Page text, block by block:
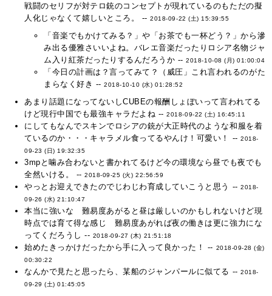
戦闘のセリフが対テロ銃のコンセプトが現れているのもただの擬
人化じゃなくて嬉しいところ。 --2018-09-22 (土) 15:39:55
「音楽でもかけてみる？」や「お茶でも一杯どう？」から滲
み出る優雅さいいよね。バレエ音楽だったりロシア名物ジャ
ム入り紅茶だったりするんだろうか --2018-10-08 (月) 01:00:04
「今日の計画は？言ってみて？（威圧」これ言われるのがた
まらなく好き --2018-10-10 (水) 01:28:52
あまり話題になってないしCUBEの報酬しょぼいって言われてる
けど現行中国でも最強キャラだよね --2018-09-22 (土) 16:45:11
にしてもなんでスキンでロシアの銃が大正時代のような和服を着
ているのか・・・キャラメル食ってるやんけ！可愛い！ --2018-
09-23 (日) 19:32:35
3mpと噛み合わないと書かれてるけど今の環境なら昼でも夜でも
全然いける。 --2018-09-25 (火) 22:56:59
やっとお迎えできたのでじわじわ育成していこうと思う --2018-
09-26 (水) 21:10:47
本当に強いな 難易度あがると昼は厳しいのかもしれないけど現
時点では育て得な感じ 難易度あがれば夜の働きは更に強力にな
ってくだろうし -- 2018-09-27 (木) 21:51:18
始めたきっかけだったから手に入って良かった！ -- 2018-09-28 (金)
00:30:22
なんかで見たと思ったら、某船のジャンパールに似てる --2018-
09-29 (土) 01:45:05